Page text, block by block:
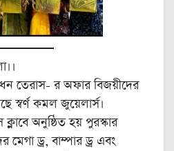
র অফার বিজয়ীদের
স্বর্ণ কমল জুয়েলার্স।
অনুষ্ঠিত হয় পুরস্কার
মেগা ড্র, বাম্পার ড্র এবং